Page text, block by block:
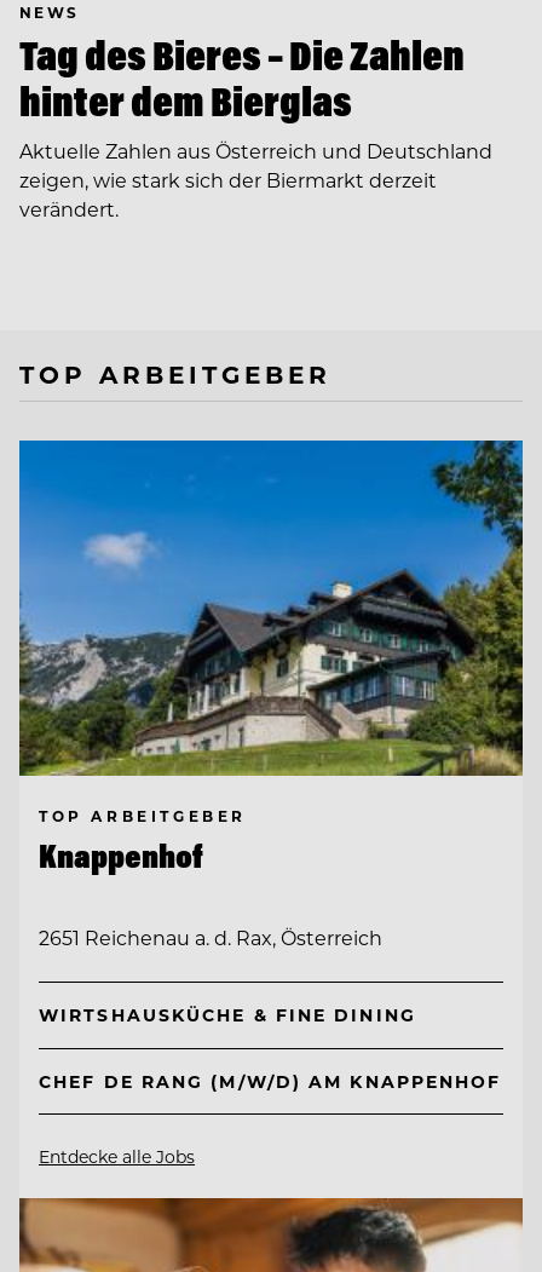
NEWS
Tag des Bieres – Die Zahlen
hinter dem Bierglas
Aktuelle Zahlen aus Österreich und Deutschland
zeigen, wie stark sich der Biermarkt derzeit
verändert.
TOP ARBEITGEBER
TOP ARBEITGEBER
Knappenhof
2651 Reichenau a. d. Rax, Österreich
WIRTSHAUSKÜCHE & FINE DINING
CHEF DE RANG (M/W/D) AM KNAPPENHOF
Entdecke alle Jobs